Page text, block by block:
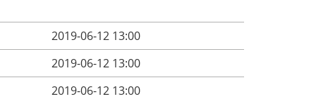
2019-06-12 13:00
2019-06-12 13:00
2019-06-12 13:00